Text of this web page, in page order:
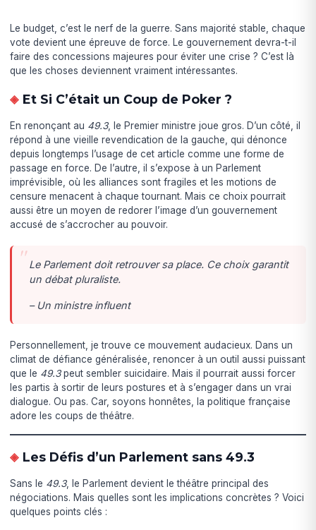
Le budget, c’est le nerf de la guerre. Sans majorité stable, chaque
vote devient une épreuve de force. Le gouvernement devra-t-il
faire des concessions majeures pour éviter une crise ? C’est là
que les choses deviennent vraiment intéressantes.
Et Si C’était un Coup de Poker ?
En renonçant au 49.3, le Premier ministre joue gros. D’un côté, il
répond à une vieille revendication de la gauche, qui dénonce
depuis longtemps l’usage de cet article comme une forme de
passage en force. De l’autre, il s’expose à un Parlement
imprévisible, où les alliances sont fragiles et les motions de
censure menacent à chaque tournant. Mais ce choix pourrait
aussi être un moyen de redorer l’image d’un gouvernement
accusé de s’accrocher au pouvoir.
Le Parlement doit retrouver sa place. Ce choix garantit
un débat pluraliste.
– Un ministre influent
Personnellement, je trouve ce mouvement audacieux. Dans un
climat de défiance généralisée, renoncer à un outil aussi puissant
que le 49.3peut sembler suicidaire. Mais il pourrait aussi forcer
les partis à sortir de leurs postures et à s’engager dans un vrai
dialogue. Ou pas. Car, soyons honnêtes, la politique française
adore les coups de théâtre.
Les Défis d’un Parlement sans 49.3
Sans le 49.3, le Parlement devient le théâtre principal des
négociations. Mais quelles sont les implications concrètes ? Voici
quelques points clés :